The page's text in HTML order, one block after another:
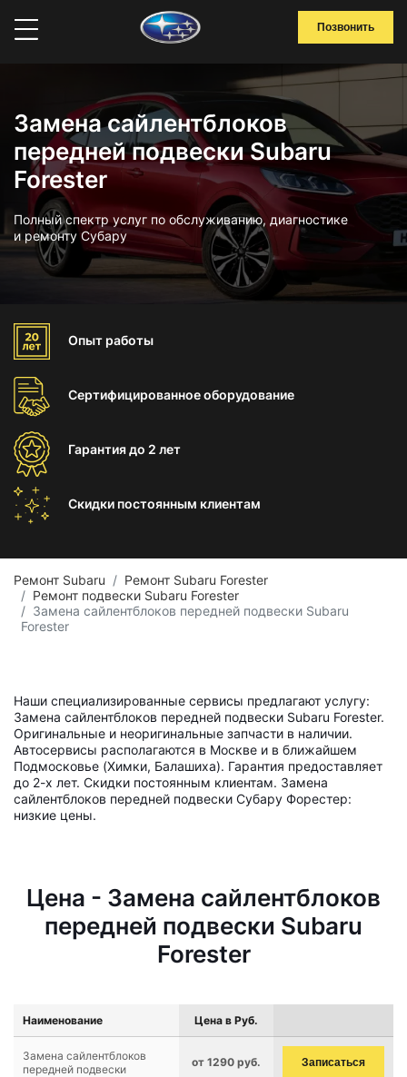
Позвонить
Замена сайлентблоков
передней подвески Subaru
Forester
Полный спектр услуг по обслуживанию, диагностике
и ремонту Субару
Опыт работы
Сертифицированноеоборудование
Гарантиядо 2 лет
Скидки постоянным клиентам
Ремонт Subaru
Ремонт Subaru Forester
Ремонт подвески Subaru Forester
Замена сайлентблоков передней подвески Subaru
Forester
Наши специализированные сервисы предлагают услугу:
Замена сайлентблоков передней подвески Subaru Forester.
Оригинальные и неоригинальные запчасти в наличии.
Автосервисы располагаются в Москве и в ближайшем
Подмосковье (Химки, Балашиха). Гарантия предоставляет
до 2-х лет. Скидки постоянным клиентам. Замена
сайлентблоков передней подвески Субару Форестер:
низкие цены.
Цена - Замена сайлентблоков
передней подвески Subaru
Forester
Наименование Цена в Руб.
Замена сайлентблоков
передней подвески
от 1290 руб. Записаться